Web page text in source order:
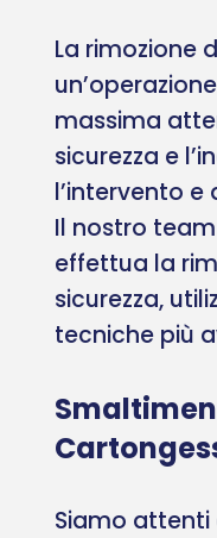
La rimozione
massima
sicurezza e
l’intervento
Il nostro
effettua la
sicurezza,
tecniche più
Siamo